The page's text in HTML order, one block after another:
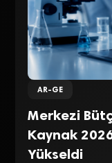
AR-GE
Merkezi
Kaynak
Yükseldi